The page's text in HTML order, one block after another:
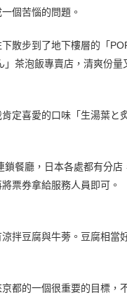
個苦惱的問題。
散步到了地下樓層的「
」茶泡飯專賣店，清爽份量
定喜愛的口味「生湯葉
鎖餐廳，日本各處都有分
票券拿給服務人員即可。
拌豆腐與牛蒡。豆腐相當
都的一個很重要的目標，